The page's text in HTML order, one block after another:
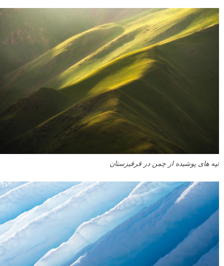
تپه های پوشیده از چمن در قرقیزستان